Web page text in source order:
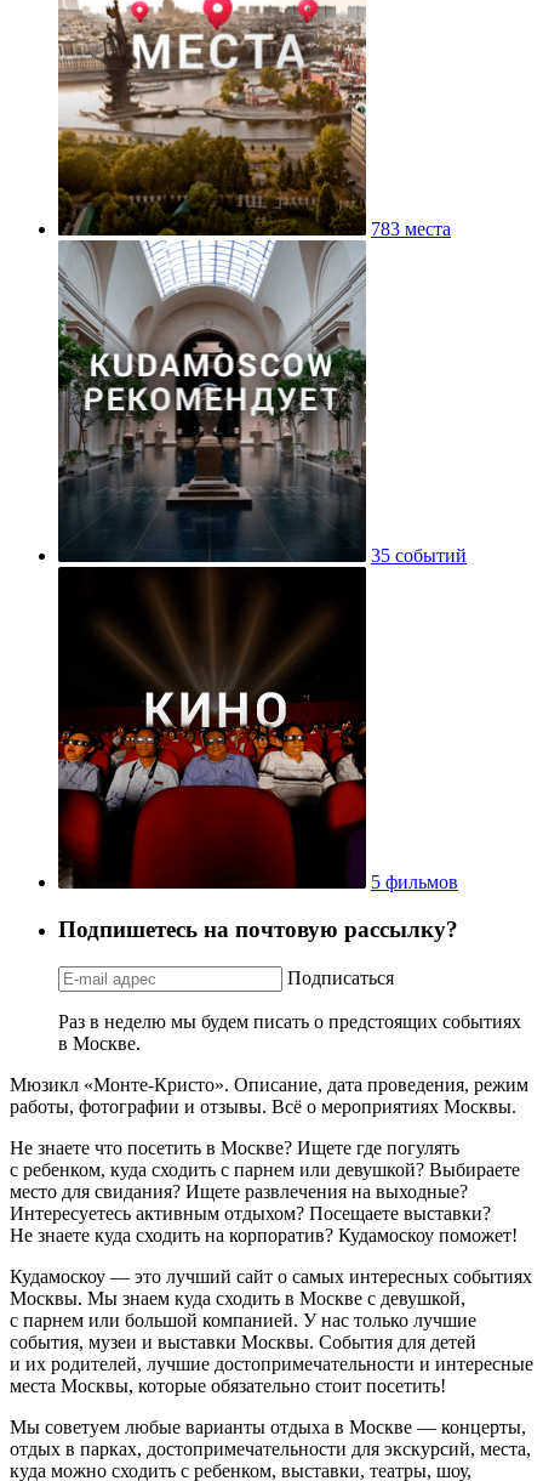
783 места
35 событий
5 фильмов
Подпишетесь на почтовую рассылку?
Подписаться
Раз в неделю мы будем писать о предстоящих событиях
в Москве.
Мюзикл «Монте-Кристо». Описание, дата проведения, режим
работы, фотографии и отзывы. Всё о мероприятиях Москвы.
Не знаете что посетить в Москве? Ищете где погулять
с ребенком, куда сходить с парнем или девушкой? Выбираете
место для свидания? Ищете развлечения на выходные?
Интересуетесь активным отдыхом? Посещаете выставки?
Не знаете куда сходить на корпоратив? Кудамоскоу поможет!
Кудамоскоу — это лучший сайт о самых интересных событиях
Москвы. Мы знаем куда сходить в Москве с девушкой,
с парнем или большой компанией. У нас только лучшие
события, музеи и выставки Москвы. События для детей
и их родителей, лучшие достопримечательности и интересные
места Москвы, которые обязательно стоит посетить!
Мы советуем любые варианты отдыха в Москве — концерты,
отдых в парках, достопримечательности для экскурсий, места,
куда можно сходить с ребенком, выставки, театры, шоу,